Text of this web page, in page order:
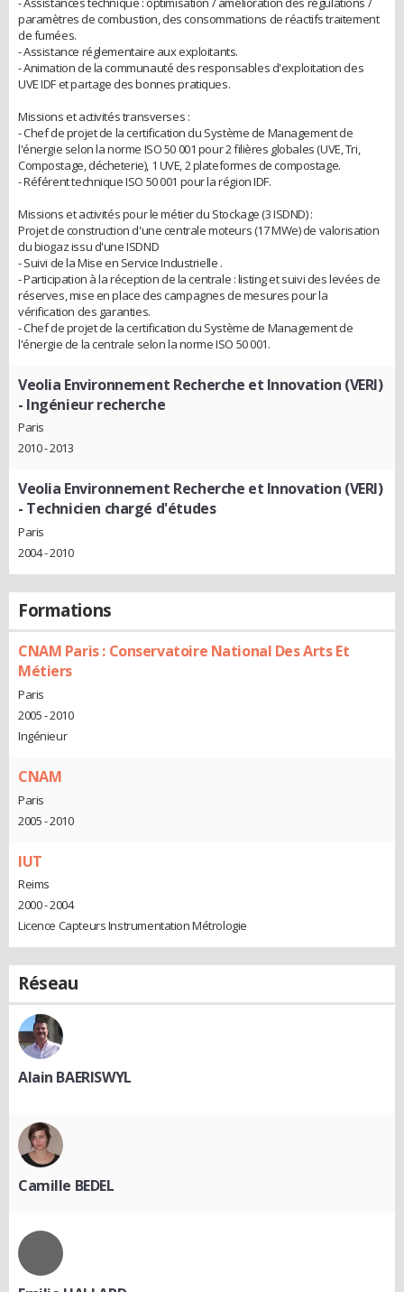
paramètres de combustion, des consommations de réactifs traitement
de fumées.
- Assistance réglementaire aux exploitants.
- Animation de la communauté des responsables d'exploitation des
UVE IDF et partage des bonnes pratiques.
Missions et activités transverses :
- Chef de projet de la certification du Système de Management de
l'énergie selon la norme ISO 50 001 pour 2 filières globales (UVE, Tri,
Compostage, décheterie), 1 UVE, 2 plateformes de compostage.
- Référent technique ISO 50 001 pour la région IDF.
Missions et activités pour le métier du Stockage (3 ISDND) :
Projet de construction d'une centrale moteurs (17 MWe) de valorisation
du biogaz issu d'une ISDND
- Suivi de la Mise en Service Industrielle .
- Participation à la réception de la centrale : listing et suivi des levées de
réserves, mise en place des campagnes de mesures pour la
vérification des garanties.
- Chef de projet de la certification du Système de Management de
l'énergie de la centrale selon la norme ISO 50 001.
Veolia Environnement Recherche et Innovation (VERI)
- Ingénieur recherche
Paris
2010 - 2013
Veolia Environnement Recherche et Innovation (VERI)
- Technicien chargé d'études
Paris
2004 - 2010
Formations
CNAM Paris : Conservatoire National Des Arts Et
Métiers
Paris
2005 - 2010
Ingénieur
CNAM
Paris
2005 - 2010
IUT
Reims
2000 - 2004
Licence Capteurs Instrumentation Métrologie
Réseau
Alain BAERISWYL
Camille BEDEL